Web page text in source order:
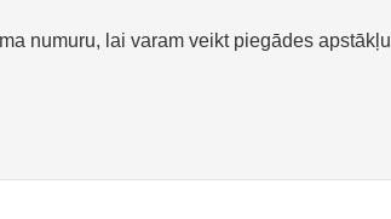
numuru, lai varam veikt piegādes apstākļu